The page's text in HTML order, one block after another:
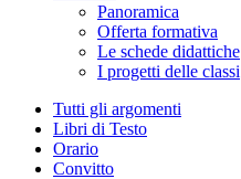
Panoramica
Offerta formativa
Le schede didattiche
I progetti delle classi
Tutti gli argomenti
Libri di Testo
Orario
Convitto